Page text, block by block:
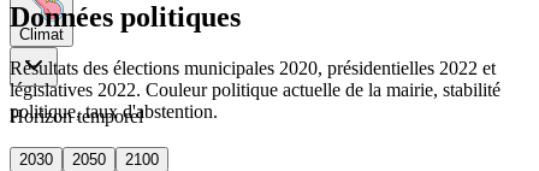
Climat
Horizon temporel
2030 2050
2100
Données politiques
Résultats des élections municipales 2020, présidentielles 2022 et
législatives 2022. Couleur politique actuelle de la mairie, stabilité
politique, taux d'abstention.